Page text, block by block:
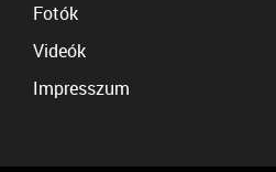
Fotók
Videók
Impresszum